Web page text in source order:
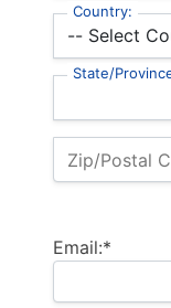
Country:
State/
Zip/Postal
Email:*